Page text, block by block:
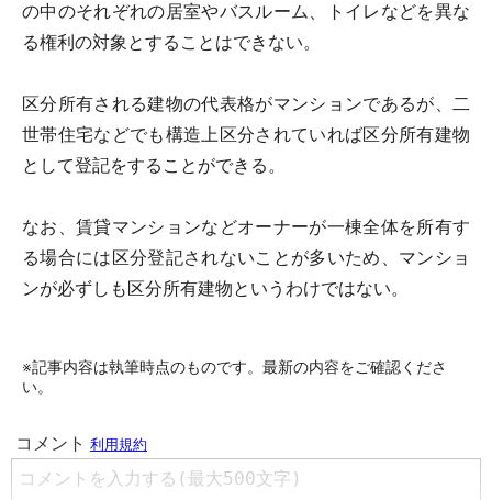
の中のそれぞれの居室やバスルーム、トイレなどを異な
る権利の対象とすることはできない。
区分所有される建物の代表格がマンションであるが、二
世帯住宅などでも構造上区分されていれば区分所有建物
として登記をすることができる。
なお、賃貸マンションなどオーナーが一棟全体を所有す
る場合には区分登記されないことが多いため、マンショ
ンが必ずしも区分所有建物というわけではない。
※記事内容は執筆時点のものです。最新の内容をご確認くださ
い。